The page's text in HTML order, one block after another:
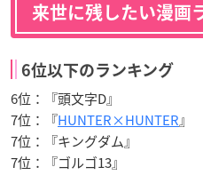
来世に残したい漫画
6位以下のランキング
6位：『頭文字D』
7位：『HUNTER×HUNTER』
7位：『キングダム』
7位：『ゴルゴ13』